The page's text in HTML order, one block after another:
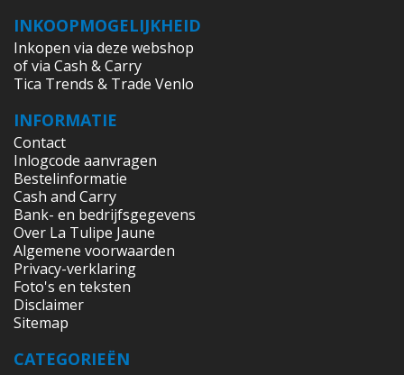
INKOOPMOGELIJKHEID
Inkopen via deze webshop
of via Cash & Carry
Tica Trends & Trade Venlo
INFORMATIE
Contact
Inlogcode aanvragen
Bestelinformatie
Cash and Carry
Bank- en bedrijfsgegevens
Over La Tulipe Jaune
Algemene voorwaarden
Privacy-verklaring
Foto's en teksten
Disclaimer
Sitemap
CATEGORIEËN